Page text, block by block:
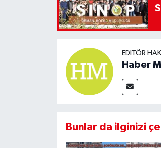
EDITÖR
Haber
Bunlar da ilginizi